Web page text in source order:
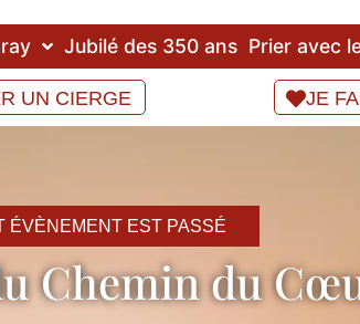
Jubilé des 350 ans Prier avec
UN CIERGE JE
ÉVÈNEMENT EST PASSÉ
Chemin du